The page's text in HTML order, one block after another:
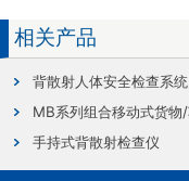
相关产品
背散射人体安全检查系统
MB系列组合移动式货物
手持式背散射检查仪